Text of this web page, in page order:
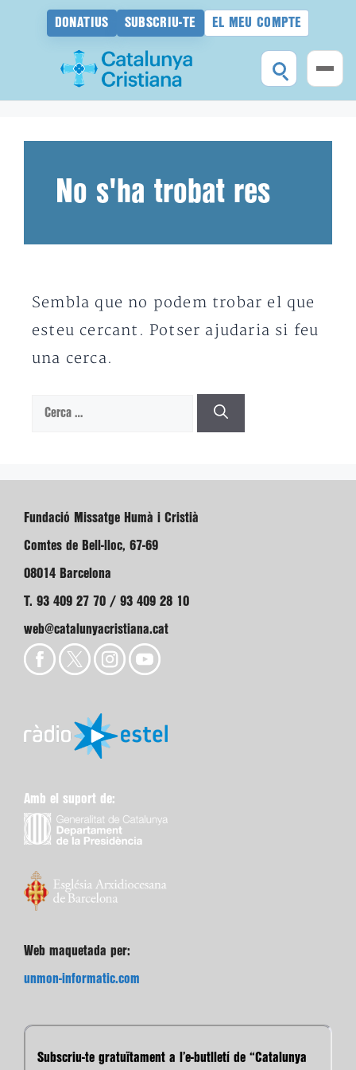
DONATIUS SUBSCRIU-TE EL MEU COMPTE
No s'ha trobat res
Sembla que no podem trobar el que
esteu cercant. Potser ajudaria si feu
una cerca.
Cerca:
Fundació Missatge Humà i Cristià
Comtes de Bell-lloc, 67-69
08014 Barcelona
T. 93 409 27 70 / 93 409 28 10
web@catalunyacristiana.cat
Amb el suport de:
Web maquetada per:
unmon-informatic.com
Subscriu-te gratuïtament a l’e-butlletí de “Catalunya